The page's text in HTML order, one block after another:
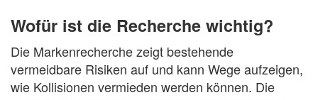
Wofür ist die Recherche wichtig?
Die Markenrecherche zeigt bestehende
vermeidbare Risiken auf und kann Wege aufzeigen,
wie Kollisionen vermieden werden können. Die